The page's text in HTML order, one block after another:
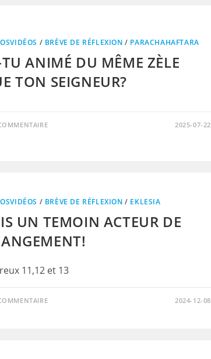
/ BRÈVE DE RÉFLEXION / PARACHAHAFTARA
TU ANIMÉ DU MÊME ZÈLE
TON SEIGNEUR?
2025-07-22
/ BRÈVE DE RÉFLEXION / EKLESIA
UN TEMOIN ACTEUR DE
11,12 et 13
2024-12-08